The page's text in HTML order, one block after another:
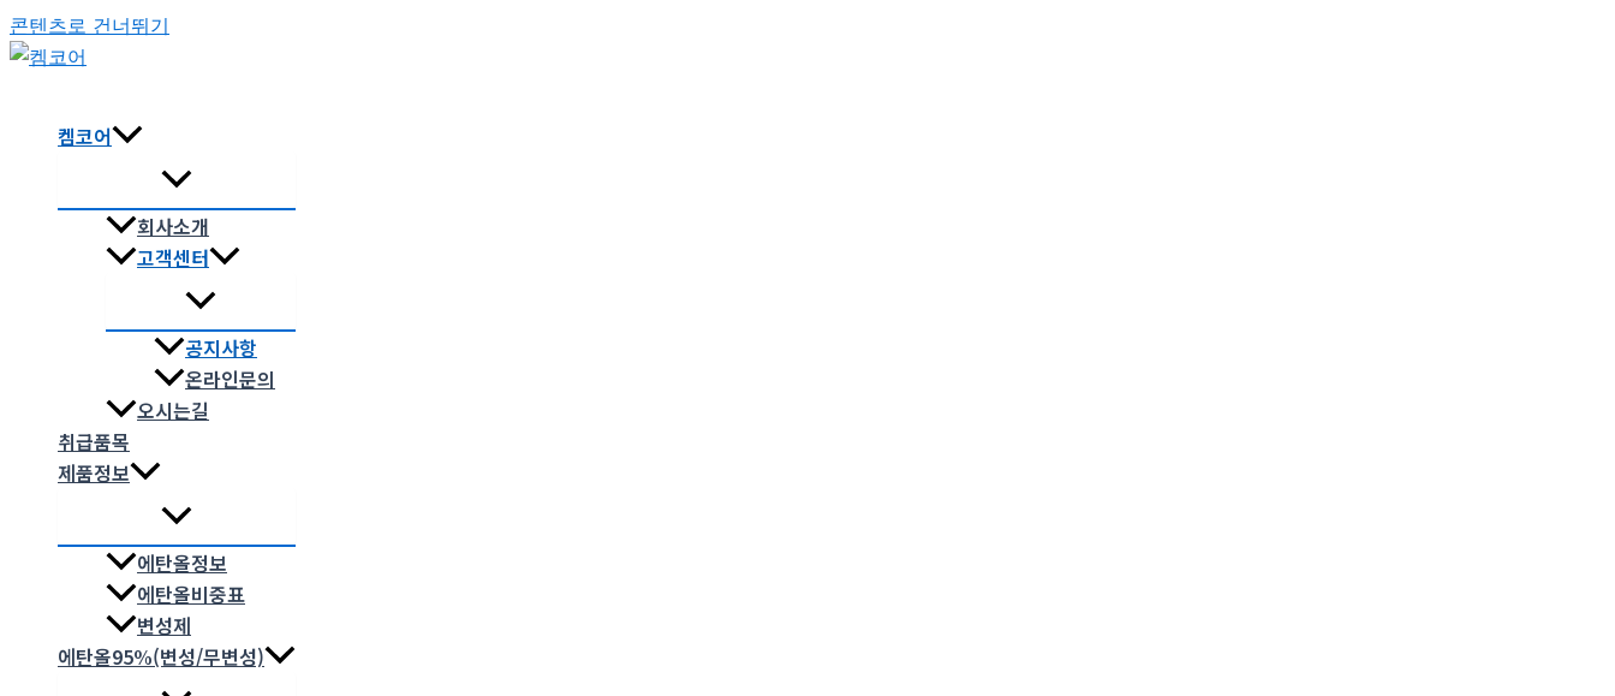
콘텐츠로 건너뛰기
켐코어
회사소개
고객센터
공지사항
온라인문의
오시는길
취급품목
제품정보
에탄올정보
에탄올비중표
변성제
에탄올95%(변성/무변성)